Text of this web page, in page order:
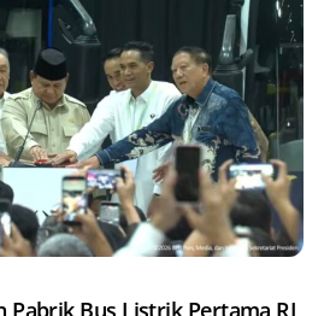
Pabrik Bus Listrik Pertama RI